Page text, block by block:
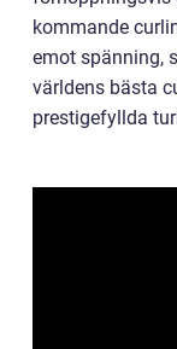
kommande
emot spänning,
världens bästa
prestigefyllda